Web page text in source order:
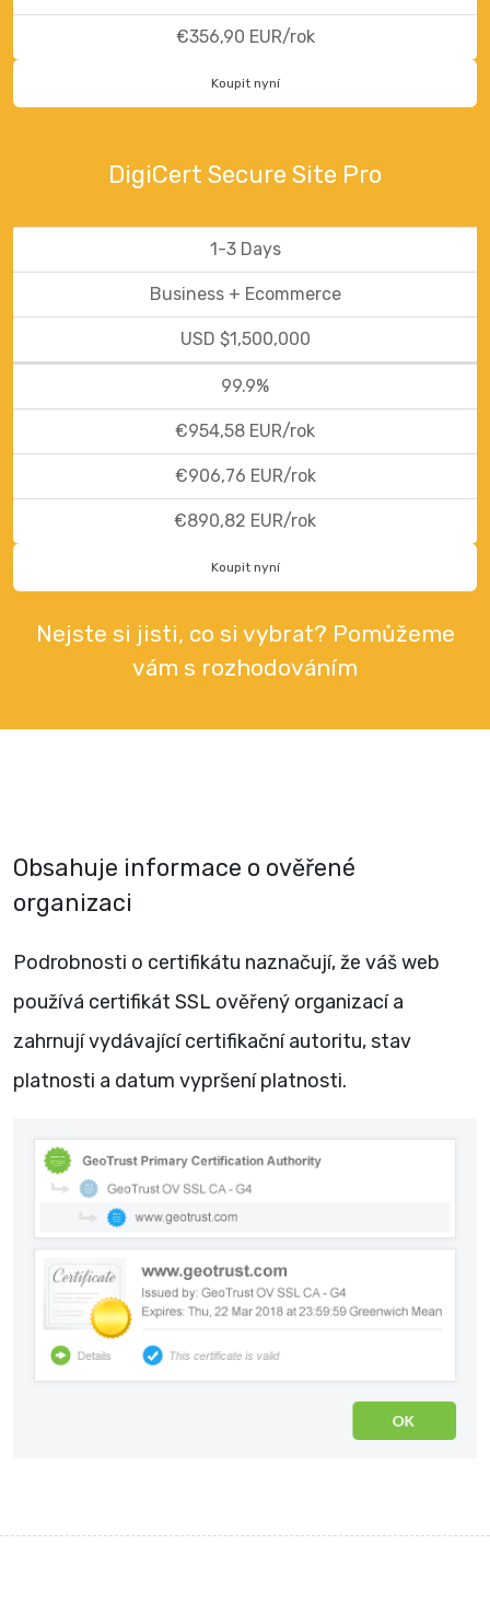
€356,90 EUR/rok
Koupit nyní
DigiCert Secure Site Pro
1-3 Days
Business + Ecommerce
USD $1,500,000
99.9%
€954,58 EUR/rok
€906,76 EUR/rok
€890,82 EUR/rok
Koupit nyní
Nejste si jisti, co si vybrat? Pomůžeme
vám s rozhodováním
Obsahuje informace o ověřené
organizaci
Podrobnosti o certifikátu naznačují, že váš web
používá certifikát SSL ověřený organizací a
zahrnují vydávající certifikační autoritu, stav
platnosti a datum vypršení platnosti.